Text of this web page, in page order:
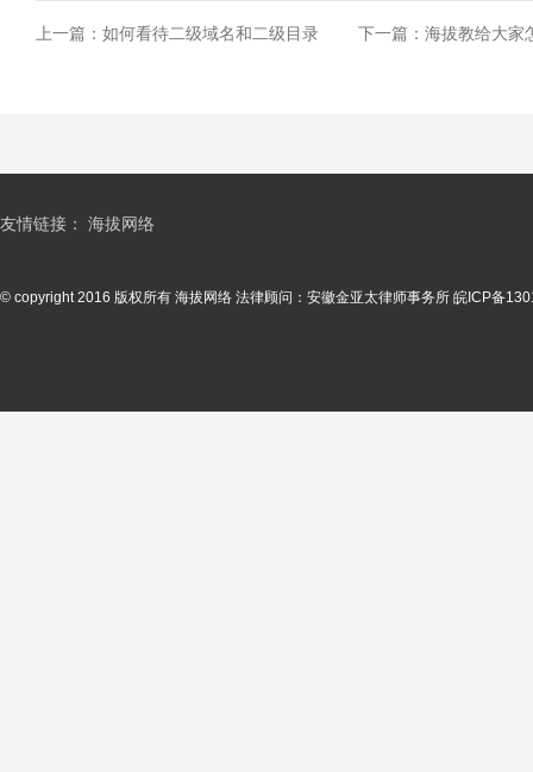
上一篇：如何看待二级域名和二级目录 下一篇：海拔教给大家
友情链接： 海拔网络
© copyright 2016 版权所有 海拔网络 法律顾问：安徽金亚太律师事务所 皖ICP备